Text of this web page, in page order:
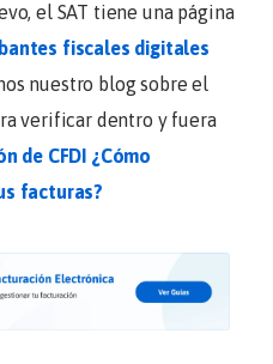
el SAT tiene una página
fiscales digitales
nuestro blog sobre el
verificar dentro y fuera
de CFDI ¿Cómo
facturas?